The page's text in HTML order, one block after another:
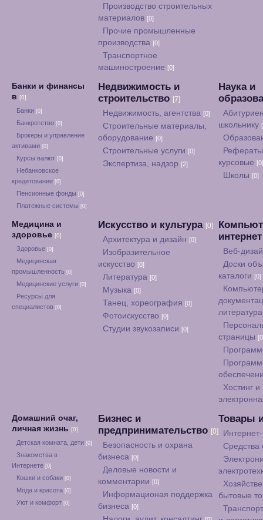
Производство строительных
материалов [0]
Прочие промышленные
производства [0]
Транспортное
машиностроение [0]
Банки и финансы
в [0]
Банки [0]
Банкротство [0]
Брокеры и управление
активами [0]
Курсы валют [0]
Небанковское
кредитование [0]
Пенсионные фонды [0]
Платежные системы [0]
Недвижимость и
строительство [7]
Недвижимость, агентства [0]
Строительные материалы,
оборудование [0]
Строительные услуги [0]
Экспертиза, надзор [2]
Наука и
школьнику
курсовые [0]
Школы [0]
Медицина и
здоровье [0]
Здоровье [0]
Медицинская
промышленность [0]
Медицинские услуги [0]
Ресурсы для
специалистов [0]
Искусство и культура [0]
Архитектура и дизайн [0]
Изобразительное
искусство [0]
Литература [0]
Музыка [0]
Танец, хореография [0]
Фотоискусство [0]
Студии звукозаписи [0]
Веб-
Доски
каталоги [0]
страницы
Хостинг и
Домашний очаг,
личная жизнь [0]
Детская комната, дети [0]
Знакомства в
Интернете [0]
Кошки и собаки [0]
Мода и красота [0]
Уют и комфорт [0]
Бизнес и
предпринимательство [0]
Безопасность и охрана
бизнеса [0]
Деловые новости и
комментарии [0]
Информационая поддержка
бизнеса [0]
Товары
Средства
бытовые